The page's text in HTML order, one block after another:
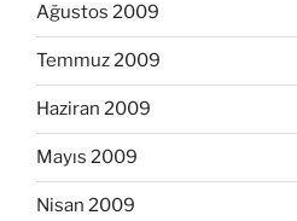
Ağustos 2009
Temmuz 2009
Haziran 2009
Mayıs 2009
Nisan 2009